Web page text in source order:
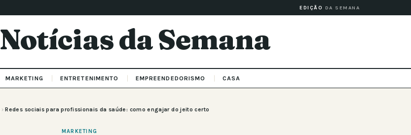
EDIÇÃO DA SEMANA
Notícias da Semana
MARKETING ENTRETENIMENTO EMPREENDEDORISMO CASA
› Redes sociais para profissionais da saúde: como engajar do jeito certo
MARKETING